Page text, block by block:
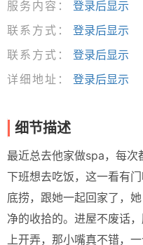
服务内容：
登录后显示
联系方式：
登录后显示
联系方式：
登录后显示
详细地址：
登录后显示
细节描述
最近总去他家做spa，每次
下班想去吃饭，这一看有
底捞，跟她一起回家了，
净的收拾的。进屋不废话
上开弄，那小嘴真不错，